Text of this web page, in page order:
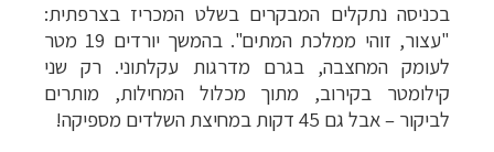
בכניסה נתקלים המבקרים בשלט המכריז בצרפתית:
"עצור, זוהי ממלכת המתים". בהמשך יורדים 19 מטר
לעומק המחצבה, בגרם מדרגות עקלתוני. רק שני
קילומטר בקירוב, מתוך מכלול המחילות, מותרים
לביקור –אבל גם 45 דקות במחיצת השלדים מספיקה!